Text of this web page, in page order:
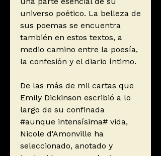
universo poético. La belleza de
sus poemas se encuentra
también en estos textos, a
medio camino entre la poesía,
la confesión y el diario íntimo.
De las más de mil cartas que
Emily Dickinson escribió a lo
largo de su confinada
#aunque intensísima# vida,
Nicole d'Amonville ha
seleccionado, anotado y